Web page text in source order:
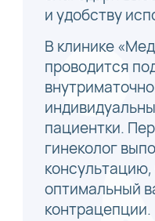
и удобству
В клинике
проводится
пациентки.
гинеколог
оптимальный
контрацепции.